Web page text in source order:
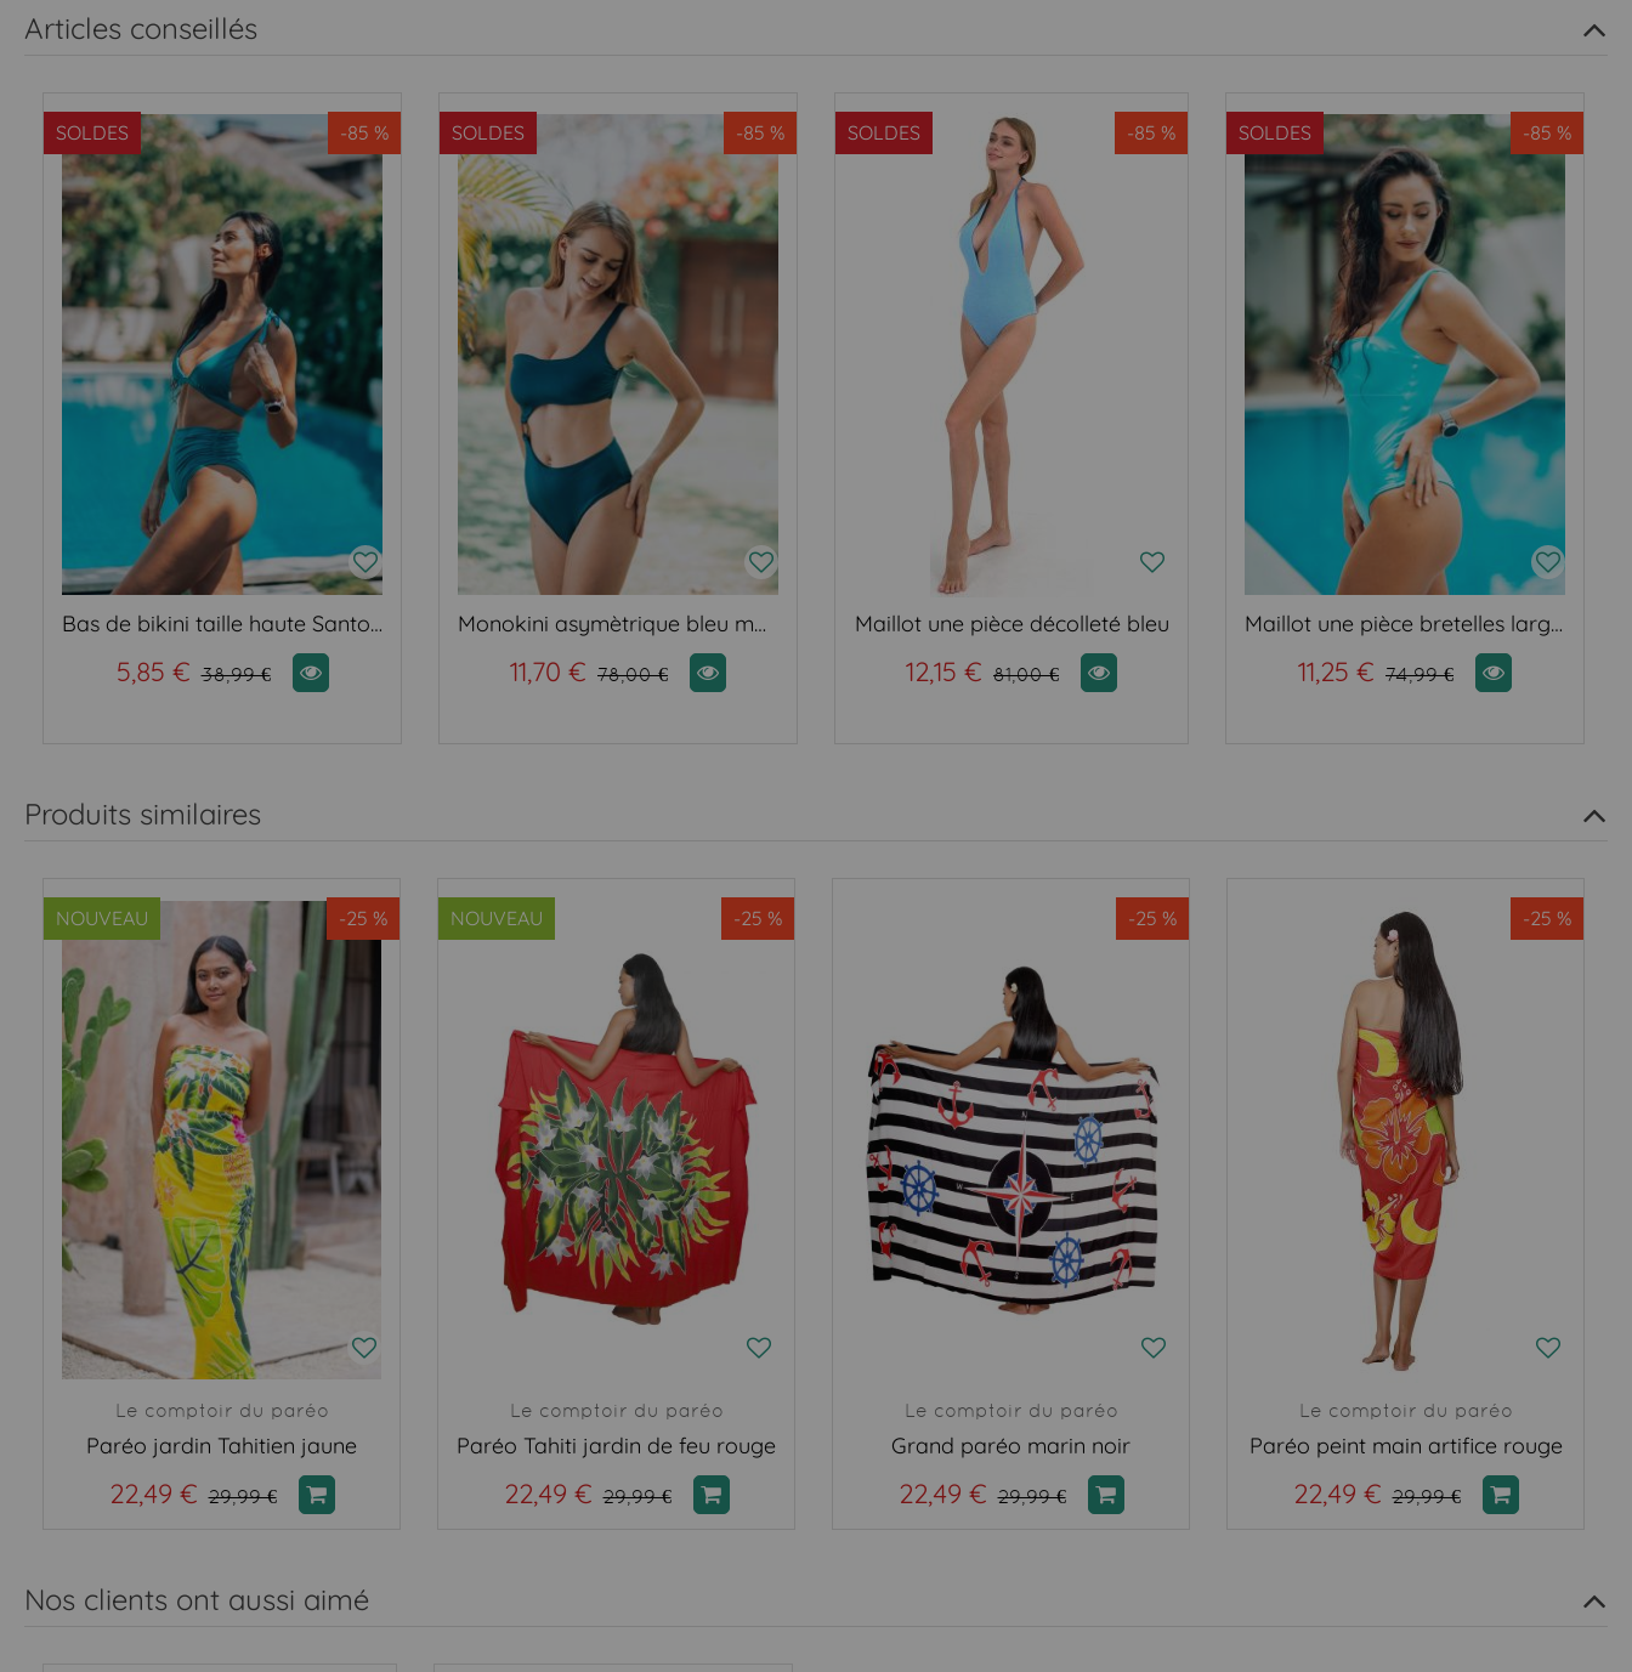
Articles conseillés
SOLDES -85 %
Bas de bikini taille haute Santorin bleu
5,85 € 38,99 €
SOLDES -85 %
Monokini asymètrique bleu marine
11,70 € 78,00 €
SOLDES -85 %
Maillot une pièce décolleté bleu
12,15 € 81,00 €
SOLDES -85 %
Maillot une pièce bretelles large bleu
11,25 € 74,99 €
Produits similaires
NOUVEAU -25 %
Le comptoir du paréo
Paréo jardin Tahitien jaune
22,49 € 29,99 €
NOUVEAU -25 %
Le comptoir du paréo
Paréo Tahiti jardin de feu rouge
22,49 € 29,99 €
-25 %
Le comptoir du paréo
Grand paréo marin noir
22,49 € 29,99 €
-25 %
Le comptoir du paréo
Paréo peint main artifice rouge
22,49 € 29,99 €
Nos clients ont aussi aimé